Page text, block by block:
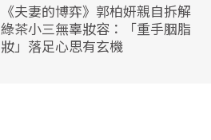
《夫妻的博弈》郭柏妍親自拆解
綠茶小三無辜妝容：「重手胭脂
妝」落足心思有玄機